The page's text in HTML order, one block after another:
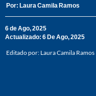
Por: Laura Camila Ramos
6 de Ago, 2025
Actualizado: 6 De Ago, 2025
Editado por: Laura Camila Ramos